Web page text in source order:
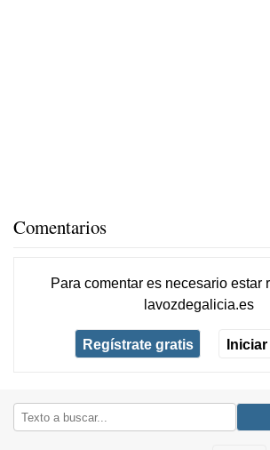
Comentarios
Para comentar es necesario estar
lavozdegalicia.es
Regístrate gratis